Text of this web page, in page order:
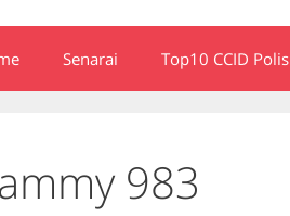
Senarai Top10 CCID Polis
983